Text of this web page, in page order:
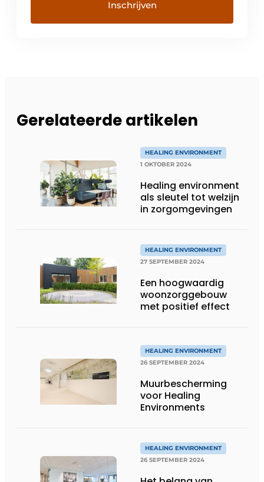
Gerelateerde artikelen
HEALING ENVIRONMENT
1 OKTOBER 2024
Healing environment
als sleutel tot welzijn
in zorgomgevingen
HEALING ENVIRONMENT
27 SEPTEMBER 2024
Een hoogwaardig
woonzorggebouw
met positief effect
HEALING ENVIRONMENT
26 SEPTEMBER 2024
Muurbescherming
voor Healing
Environments
HEALING ENVIRONMENT
26 SEPTEMBER 2024